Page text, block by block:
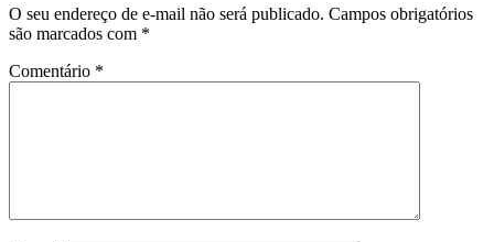
O seu endereço de e-mail não será publicado. Campos obrigatórios
são marcados com *
Comentário *